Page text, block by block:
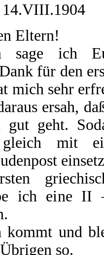
14.VIII.1904
Eltern!
sage ich
für den
mich sehr
ersah,
gut geht.
mit
ich eine II
kommt und
so.